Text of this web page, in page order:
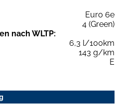
Euro 6e
4 (Green)
nach WLTP:
6,3 l/100km
143 g/km
E